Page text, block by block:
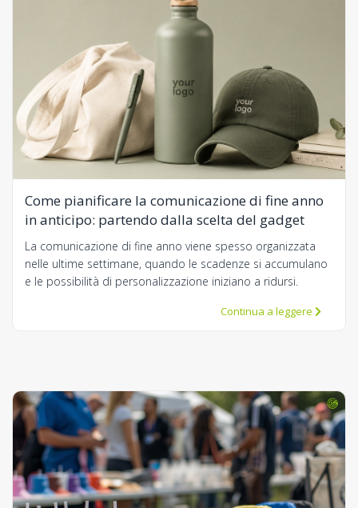
Come pianificare la comunicazione di fine anno
in anticipo: partendo dalla scelta del gadget
La comunicazione di fine anno viene spesso organizzata
nelle ultime settimane, quando le scadenze si accumulano
e le possibilità di personalizzazione iniziano a ridursi.
Continua a leggere